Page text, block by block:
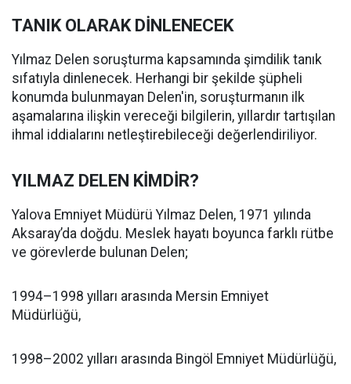
TANIK OLARAK DİNLENECEK
Yılmaz Delen soruşturma kapsamında şimdilik tanık
sıfatıyla dinlenecek. Herhangi bir şekilde şüpheli
konumda bulunmayan Delen'in, soruşturmanın ilk
aşamalarına ilişkin vereceği bilgilerin, yıllardır tartışılan
ihmal iddialarını netleştirebileceği değerlendiriliyor.
YILMAZ DELEN KİMDİR?
Yalova Emniyet Müdürü Yılmaz Delen, 1971 yılında
Aksaray’da doğdu. Meslek hayatı boyunca farklı rütbe
ve görevlerde bulunan Delen;
1994–1998 yılları arasında Mersin Emniyet
Müdürlüğü,
1998–2002 yılları arasında Bingöl Emniyet Müdürlüğü,